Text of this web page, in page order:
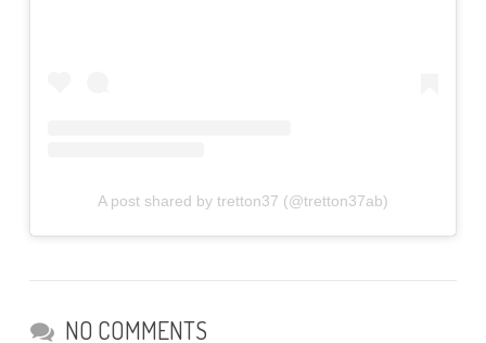
A post shared by tretton37 (@tretton37ab)
NO COMMENTS